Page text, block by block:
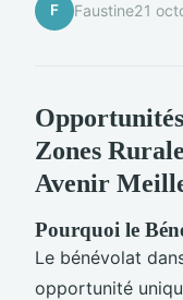
F Faustine21
Zones
Avenir
Pourquoi le
Le bénévolat
opportunité